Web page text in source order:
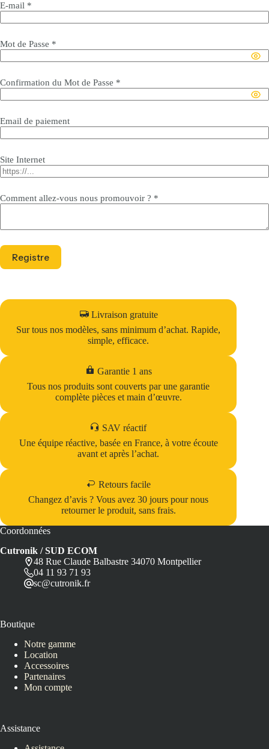
E-mail *
Mot de Passe *
Confirmation du Mot de Passe *
Email de paiement
Site Internet
Comment allez-vous nous promouvoir ? *
Registre
Livraison gratuite
Sur tous nos modèles, sans minimum d’achat. Rapide,
simple, efficace.
Garantie 1 ans
Tous nos produits sont couverts par une garantie
complète pièces et main d’œuvre.
SAV réactif
Une équipe réactive, basée en France, à votre écoute
avant et après l’achat.
Retours facile
Changez d’avis ? Vous avez 30 jours pour nous
retourner le produit, sans frais.
Coordonnées
Cutronik / SUD ECOM
48 Rue Claude Balbastre 34070 Montpellier
04 11 93 71 93
sc@cutronik.fr
Boutique
Notre gamme
Location
Accessoires
Partenaires
Mon compte
Assistance